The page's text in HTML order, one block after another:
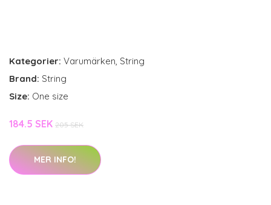
Kategorier: Varumärken, String
Brand: String
Size: One size
184.5 SEK 205 SEK
MER INFO!